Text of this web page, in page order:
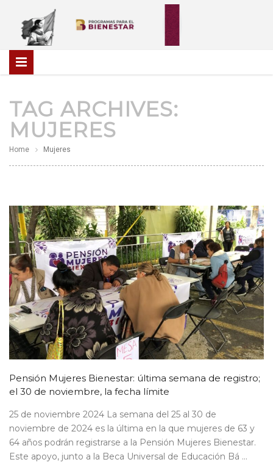
TAG ARCHIVES:
MUJERES
Home Mujeres
Pensión Mujeres Bienestar: última semana de registro;
el 30 de noviembre, la fecha límite
25 de noviembre 2024 La semana del 25 al 30 de
noviembre de 2024 es la última en la que mujeres de 63 y
64 años podrán registrarse a la Pensión Mujeres Bienestar.
Este apoyo, junto a la Beca Universal de Educación Bá ...